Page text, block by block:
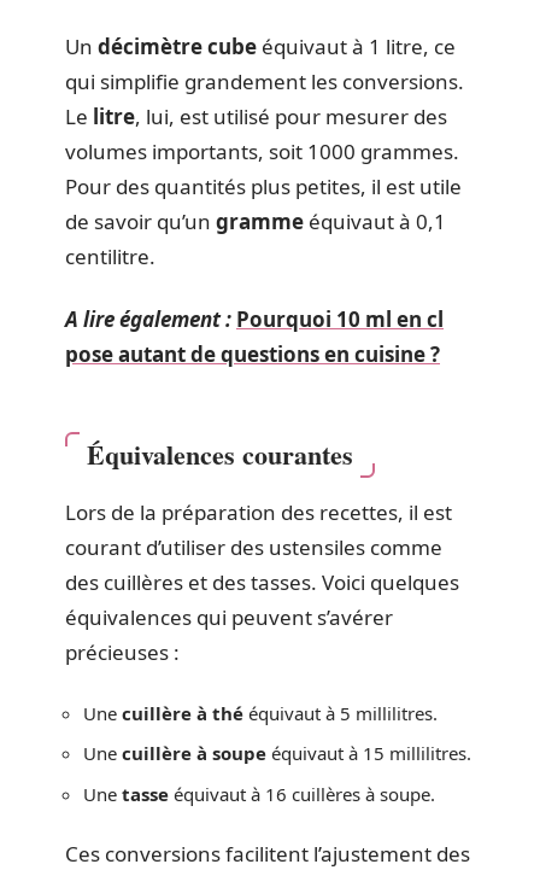
Un décimètre cube équivaut à 1 litre, ce
qui simplifie grandement les conversions.
Le litre, lui, est utilisé pour mesurer des
volumes importants, soit 1000 grammes.
Pour des quantités plus petites, il est utile
de savoir qu’un gramme équivaut à 0,1
centilitre.
A lire également : Pourquoi 10 ml en cl
pose autant de questions en cuisine ?
Équivalences courantes
Lors de la préparation des recettes, il est
courant d’utiliser des ustensiles comme
des cuillères et des tasses. Voici quelques
équivalences qui peuvent s’avérer
précieuses :
Une cuillère à thé équivaut à 5 millilitres.
Une cuillère à soupe équivaut à 15 millilitres.
Une tasse équivaut à 16 cuillères à soupe.
Ces conversions facilitent l’ajustement des